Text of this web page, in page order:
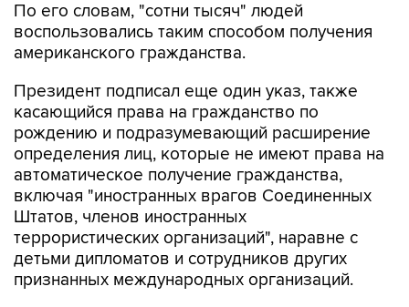
По его словам, "сотни тысяч" людей
воспользовались таким способом получения
американского гражданства.
Президент подписал еще один указ, также
касающийся права на гражданство по
рождению и подразумевающий расширение
определения лиц, которые не имеют права на
автоматическое получение гражданства,
включая "иностранных врагов Соединенных
Штатов, членов иностранных
террористических организаций", наравне с
детьми дипломатов и сотрудников других
признанных международных организаций.